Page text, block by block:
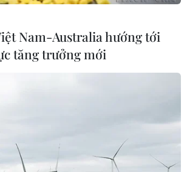
nhập cao vào năm 2045 và đạt phát
vào năm 2050.
Nam-Australia hướng tới
tăng trưởng mới